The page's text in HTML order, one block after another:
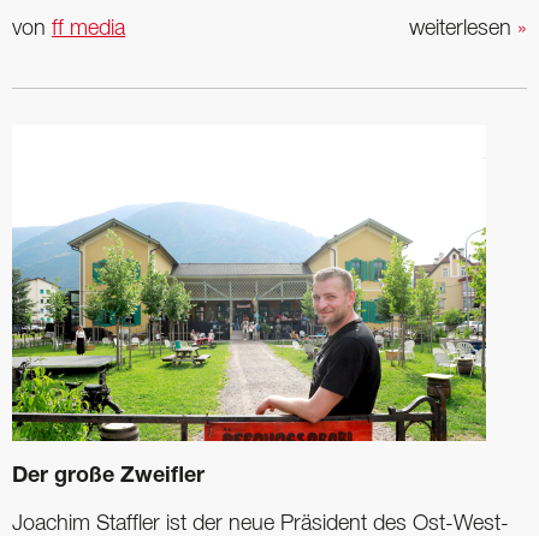
weiterlesen »
von ff media
Der große Zweifler
Joachim Staffler ist der neue Präsident des Ost-West-